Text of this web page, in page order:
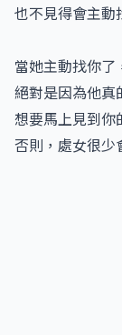
也不見得會主動
當她主動找你了
絕對是因為他真
想要馬上見到你
否則，處女很少